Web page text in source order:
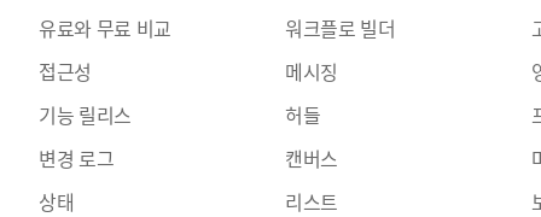
유료와 무료 비교
접근성
기능 릴리스
변경 로그
상태
워크플로 빌더
메시징
허들
캔버스
리스트